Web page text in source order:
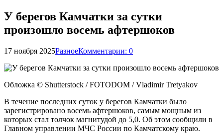
У берегов Камчатки за сутки
произошло восемь афтершоков
17 ноября 2025РазноеКомментарии: 0
Обложка © Shutterstock / FOTODOM / Vladimir Tretyakov
В течение последних суток у берегов Камчатки было
зарегистрировано восемь афтершоков, самым мощным из
которых стал толчок магнитудой до 5,0. Об этом сообщили в
Главном управлении МЧС России по Камчатскому краю.